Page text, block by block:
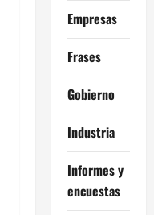
Empresas
Frases
Gobierno
Industria
Informes y
encuestas